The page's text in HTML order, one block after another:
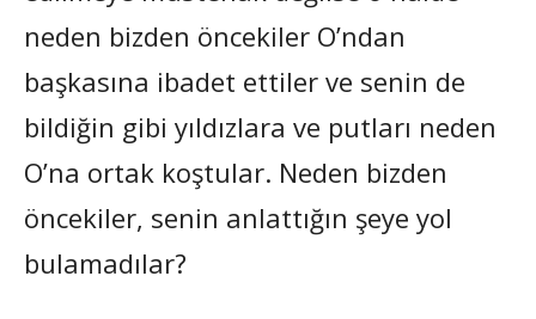
neden bizden öncekiler O’ndan
başkasına ibadet ettiler ve senin de
bildiğin gibi yıldızlara ve putları neden
O’na ortak koştular. Neden bizden
öncekiler, senin anlattığın şeye yol
bulamadılar?